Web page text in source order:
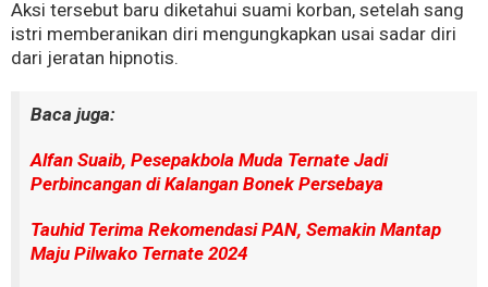
Aksi tersebut baru diketahui suami korban, setelah sang
istri memberanikan diri mengungkapkan usai sadar diri
dari jeratan hipnotis.
Baca juga:
Alfan Suaib, Pesepakbola Muda Ternate Jadi
Perbincangan di Kalangan Bonek Persebaya
Tauhid Terima Rekomendasi PAN, Semakin Mantap
Maju Pilwako Ternate 2024